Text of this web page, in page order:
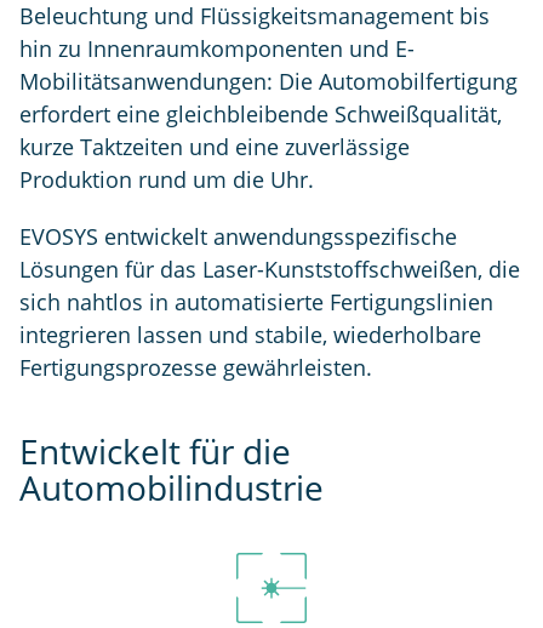
Beleuchtung und Flüssigkeitsmanagement bis
hin zu Innenraumkomponenten und E-
Mobilitätsanwendungen: Die Automobilfertigung
erfordert eine gleichbleibende Schweißqualität,
kurze Taktzeiten und eine zuverlässige
Produktion rund um die Uhr.
EVOSYS entwickelt anwendungsspezifische
Lösungen für das Laser-Kunststoffschweißen, die
sich nahtlos in automatisierte Fertigungslinien
integrieren lassen und stabile, wiederholbare
Fertigungsprozesse gewährleisten.
Entwickelt für die
Automobilindustrie